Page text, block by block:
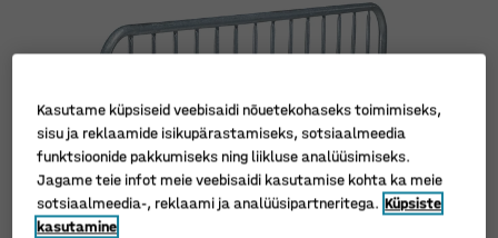
Kasutame küpsiseid veebisaidi nõuetekohaseks toimimiseks,
sisu ja reklaamide isikupärastamiseks, sotsiaalmeedia
funktsioonide pakkumiseks ning liikluse analüüsimiseks.
Jagame teie infot meie veebisaidi kasutamise kohta ka meie
sotsiaalmeedia-, reklaami ja analüüsipartneritega. Küpsiste
kasutamine